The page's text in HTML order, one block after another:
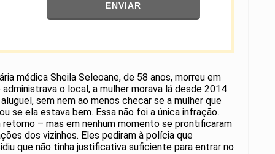
ENVIAR
médica Sheila Seleoane, de 58 anos, morreu em
o local, a mulher morava lá desde 2014
sem nem ao menos checar se a mulher que
se ela estava bem. Essa não foi a única infração.
– mas em nenhum momento se prontificaram
dos vizinhos. Eles pediram à polícia que
que não tinha justificativa suficiente para entrar no